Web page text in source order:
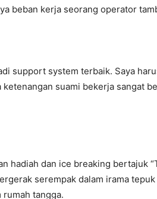
beban kerja seorang operator
support system terbaik. Saya
suami bekerja sangat
hadiah dan ice breaking bertajuk
serempak dalam irama
rumah tangga.